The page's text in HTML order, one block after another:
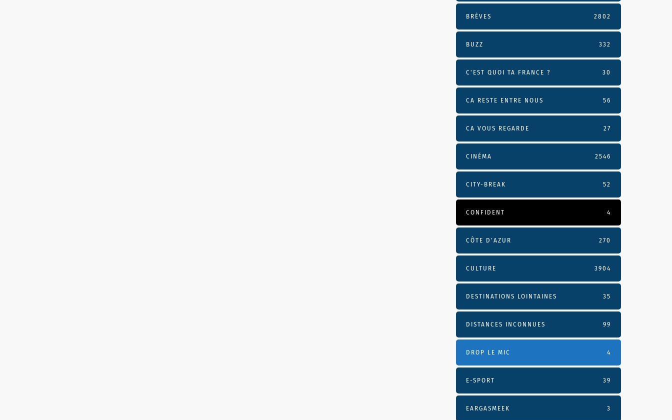
BRÈVES 2802
BUZZ 332
C'EST QUOI TA FRANCE ? 30
CA RESTE ENTRE NOUS 56
CA VOUS REGARDE 27
CINÉMA 2546
CITY-BREAK 52
CONFIDENT 4
CÔTE D’AZUR 270
CULTURE 3904
DESTINATIONS LOINTAINES 35
DISTANCES INCONNUES 99
DROP LE MIC 4
E-SPORT 39
EARGASMEEK 3